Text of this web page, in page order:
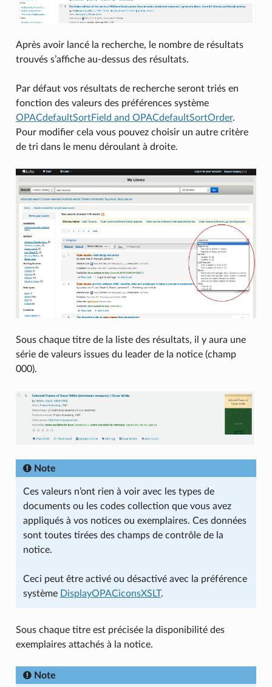
Après avoir lancé la recherche, le nombre de résultats
trouvés s’affiche au-dessus des résultats.
Par défaut vos résultats de recherche seront triés en
fonction des valeurs des préférences système
OPACdefaultSortField and OPACdefaultSortOrder.
Pour modifier cela vous pouvez choisir un autre critère
de tri dans le menu déroulant à droite.
Sous chaque titre de la liste des résultats, il y aura une
série de valeurs issues du leader de la notice (champ
000).
Note
Ces valeurs n’ont rien à voir avec les types de
documents ou les codes collection que vous avez
appliqués à vos notices ou exemplaires. Ces données
sont toutes tirées des champs de contrôle de la
notice.
Ceci peut être activé ou désactivé avec la préférence
système DisplayOPACiconsXSLT.
Sous chaque titre est précisée la disponibilité des
exemplaires attachés à la notice.
Note